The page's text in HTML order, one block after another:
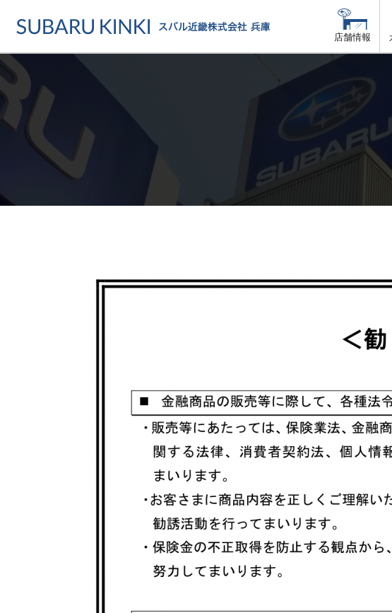
店舗情報
店舗情報 店舗一覧
地域でさがす
地図でさがす
試乗車でさがす
カーラインアップ
カーラインアップ一覧
乗用車
軽自動車
メンテナンス・サービス
メンテナンス・サービストップ
車検・定期点検をする
カーケアをする